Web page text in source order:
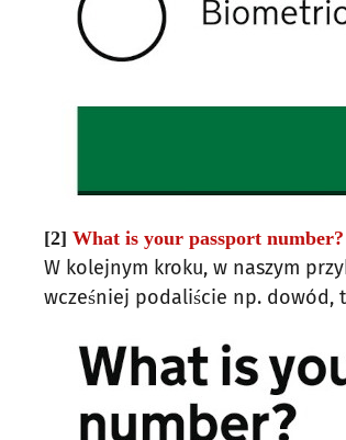
[2] What is your passport number?
W kolejnym kroku, w naszym
wcześniej podaliście np.